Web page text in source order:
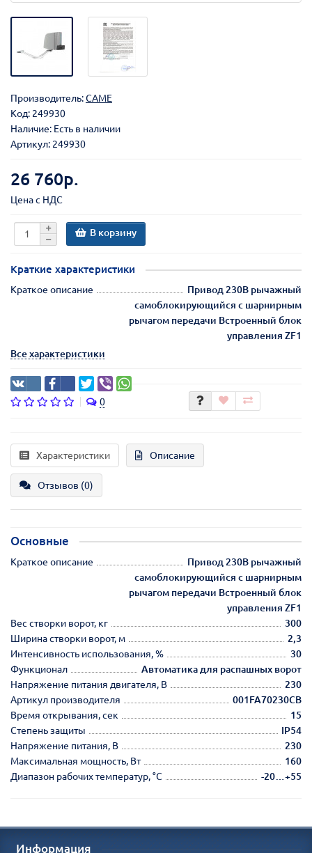
Производитель:CAME
Код: 249930
Наличие: Есть в наличии
Артикул: 249930
26 760р.
Цена с НДС
В корзину
Краткие характеристики
Краткое описание
Привод 230В рычажный
самоблокирующийся с шарнирным
рычагом передачи Встроенный блок
управления ZF1
Все характеристики
0
Характеристики Описание
Отзывов (0)
Основные
Краткое описание
Привод 230В рычажный
самоблокирующийся с шарнирным
рычагом передачи Встроенный блок
управления ZF1
Вес створки ворот, кг
300
Ширина створки ворот, м
2,3
Интенсивность использования, %
30
Функционал
Автоматика для распашных ворот
Напряжение питания двигателя, В
230
Артикул производителя
001FA70230CB
Время открывания, сек
15
Степень защиты
IP54
Напряжение питания, В
230
Максимальная мощность, Вт
160
Диапазон рабочих температур, °С
-20…+55
Информация